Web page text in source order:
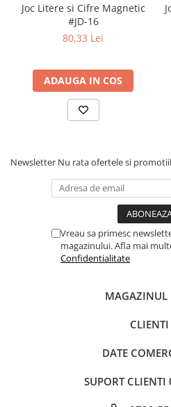
Teens Book Club
Adezivi si benzi adezive
Articole Birotica
Accesorii Arhivare
Hartie si Accesorii
Instrumente de scris
Organizare si Arhivare
Articole scolare
Coperti, Mape, Etichete
Consumabile & Accesorii
Joc Litere si Cifre Magnetic
#JD-16
80,33 Lei
ADAUGA IN COS
Newsletter Nu rata ofertele si
Vreau sa primesc
magazinului. Afla mai
Confidentialitate
MAGAZINUL
CLIENTI
DATE
SUPORT CLIENTI